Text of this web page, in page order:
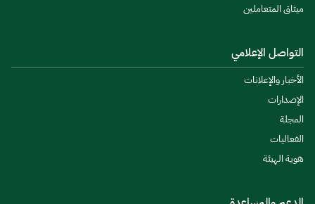
ميثاق المتعاملين
التواصل الإعلامي
الأخبار والإعلانات
الإصدارات
المجلة
الفعاليات
هوية الهيئة